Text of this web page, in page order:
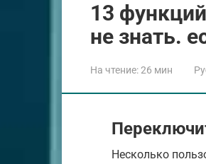
13
не знать.
На чтение:26 мин
Несколько